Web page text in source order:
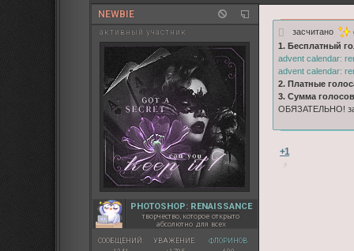
NEWBIE
активный участник
PHOTOSHOP: RENAISSANCE
творчество, которое открыто
абсолютно для всех
СООБЩЕНИЙ:
УВАЖЕНИЕ:
ФЛОРИНОВ:
засчитано
1. Бесплатный
advent calendar:
advent calendar:
2. Платные
3. Сумма
ОБЯЗАТЕЛЬНО!
+1